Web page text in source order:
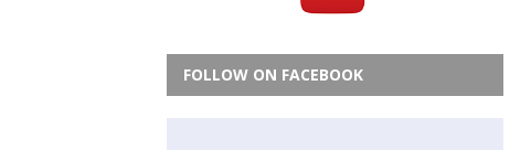
FOLLOW ON FACEBOOK